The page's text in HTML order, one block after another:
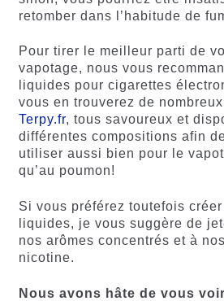
retomber dans l’habitude de
Pour tirer le meilleur parti de
vapotage, nous vous
liquides pour cigarettes
vous en trouverez de
Terpy.fr, tous savoureux et
différentes compositions afin
utiliser aussi bien pour le
qu’au poumon!
Si vous préférez toutefois
liquides, je vous suggère de
nos arômes concentrés et à
nicotine.
Nous avons hâte de vous